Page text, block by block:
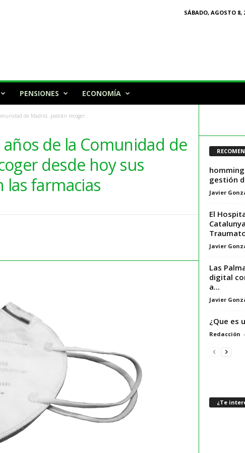
SÁBADO, AGOSTO 8,
PENSIONES ECONOMÍA
de Madrid, podrán recoger...
de la Comunidad de
desde hoy sus
las farmacias
gestión
Javier
El
Javier
Las
digital
a...
Javier
¿Que es
Redacción -
¿Te